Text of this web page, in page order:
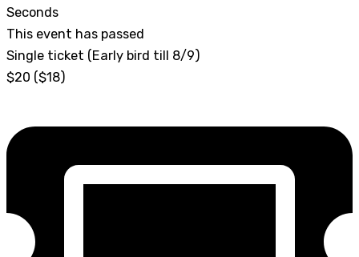
Seconds
This event has passed
Single ticket (Early bird till 8/9)
$20 ($18)